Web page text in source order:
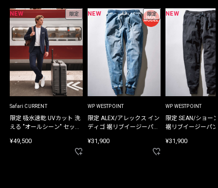
NEW 限定
Safari CURRENT
限定 吸水速乾 UVカット 洗
える "オールシーン" セット
¥49,500
NEW 限定
WP WESTPOINT
限定 ALEX/アレックス イン
ディゴ 裾リブイージーパン
¥31,900
NEW
WP WESTPOINT
限定 SEAN/ショー
裾リブイージーパ
¥31,900